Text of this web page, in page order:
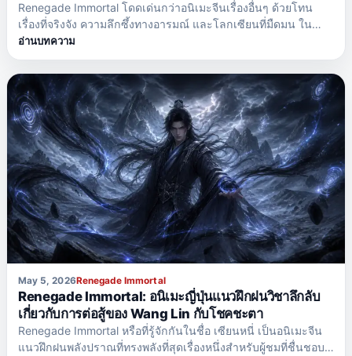
Renegade Immortal โดดเด่นกว่าอนิเมะจีนเรื่องอื่นๆ ด้วยโทน
เรื่องที่จริงจัง ความลึกซึ้งทางอารมณ์ และโลกเซียนที่มืดมน ใน
ขณะที่อนิเมะแนวฝึกฝนพลังหลายเรื่องเน้นไปที่การเพิ่มพลังและ
การต่อสู้เป็นหลัก Renegade Immortal กลับนำเสนอเรื่องราวที่
หนักแน่นและมีความหมายมากกว่า ตัวละครเอก Wang Lin คือหนึ่ง
ในเหตุผลสำคัญที่ทำให้อนิเมะเรื่องนี้น่าติดตามอย่างมาก
อ่านบทความ
May 5, 2026Renegade Immortal
Renegade Immortal: อนิเมะญี่ปุ่นแนวฝึกฝนวิชาลึกลับ
เกี่ยวกับการต่อสู้ของ Wang Lin กับโชคชะตา
Renegade Immortal หรือที่รู้จักกันในชื่อ เซียนหนี่ เป็นอนิเมะจีน
แนวฝึกฝนพลังปราณที่ทรงพลังที่สุดเรื่องหนึ่งสำหรับผู้ชมที่ชื่นชอบ